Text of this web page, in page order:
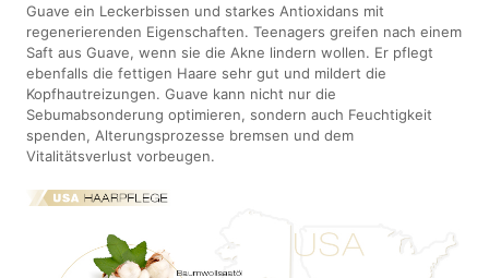
Guave ein Leckerbissen und starkes Antioxidans mit
regenerierenden Eigenschaften. Teenagers greifen nach einem
Saft aus Guave, wenn sie die Akne lindern wollen. Er pflegt
ebenfalls die fettigen Haare sehr gut und mildert die
Kopfhautreizungen. Guave kann nicht nur die
Sebumabsonderung optimieren, sondern auch Feuchtigkeit
spenden, Alterungsprozesse bremsen und dem
Vitalitätsverlust vorbeugen.